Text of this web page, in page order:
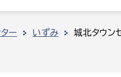
分野を選択
ー いずみ 城北タウン